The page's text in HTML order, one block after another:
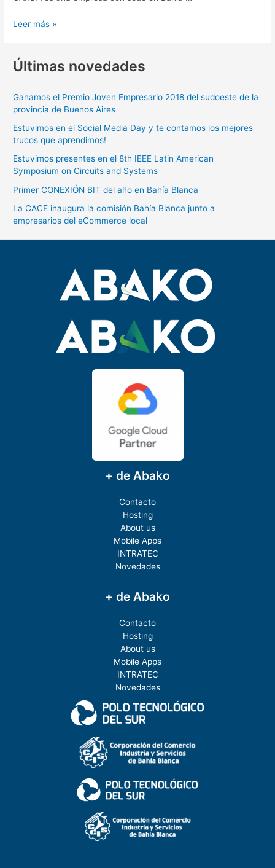
Leer más »
Últimas novedades
Ganamos el Premio Joven Empresario 2018 del sudoeste de la
provincia de Buenos Aires
Estuvimos en el Social Media Day y te contamos los mejores
trucos que aprendimos!
Estuvimos presentes en el 8th IEEE Latin American
Symposium on Circuits and Systems
Primer CONEXIÓN BIT del año en Bahía Blanca
La CACE inaugura la comisión Bahía Blanca junto a
empresarios del eCommerce local
+ de Abako
Contacto
Hosting
About us
Mobile Apps
INTRATEC
Novedades
+ de Abako
Contacto
Hosting
About us
Mobile Apps
INTRATEC
Novedades